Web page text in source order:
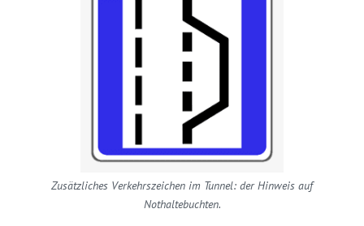
Zusätzliches Verkehrszeichen im Tunnel: der Hinweis auf
Nothaltebuchten.